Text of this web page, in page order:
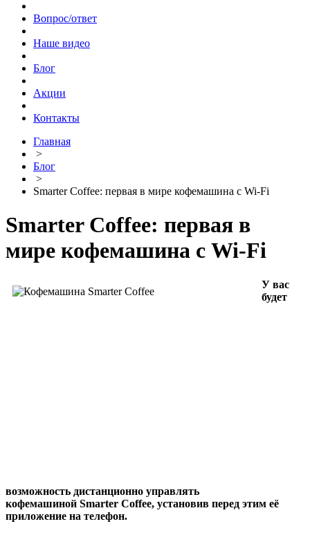
Вопрос/ответ
Наше видео
Блог
Акции
Контакты
Главная
>
Блог
>
Smarter Coffee: первая в мире кофемашина с Wi-Fi
Smarter Coffee: первая в
мире кофемашина с Wi-Fi
У вас
будет
возможность дистанционно управлять
кофемашиной Smarter Coffee, установив перед этим её
приложение на телефон.